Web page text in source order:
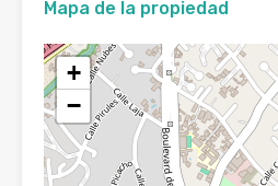
Mapa de la propiedad
+
−